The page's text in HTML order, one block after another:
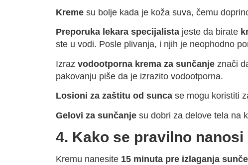
Kreme su bolje kada je koža suva, čemu
Preporuka lekara specijalista jeste da birate
ste u vodi. Posle plivanja, i njih je neophodno
Izraz vodootporna krema za sunčanje znači
pakovanju piše da je izrazito vodootporna.
Losioni za zaštitu od sunca se mogu koristiti
Gelovi za sunčanje su dobri za delove tela na
4. Kako se pravilno
Kremu nanesite 15 minuta pre izlaganja